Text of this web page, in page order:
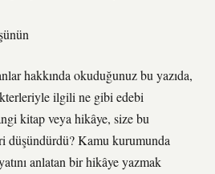
hakkında okuduğunuz bu yazıda,
ilgili ne gibi edebi
kitap veya hikâye, size bu
düşündürdü? Kamu kurumunda
anlatan bir hikâye yazmak